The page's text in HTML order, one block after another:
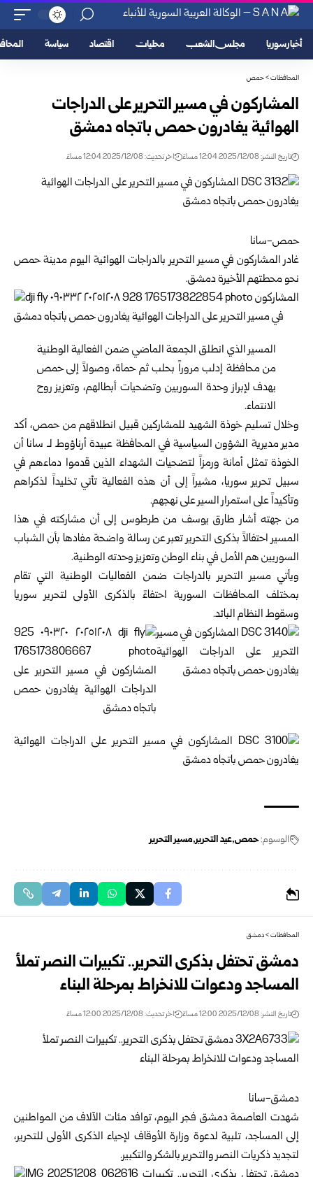
أخبار سوريا مجلس الشعب محليات اقتصاد سياسة
المحافظات>حمص
المشاركون في مسير التحرير على الدراجات
الهوائية يغادرون حمص باتجاه دمشق
تاريخ النشر: 2025/12/08 12:04 مساءً اخر تحديث: 2025/12/08 12:04 مساءً
حمص-سانا
غادر المشاركون في مسير التحرير بالدراجات الهوائية اليوم مدينةحمص
نحو محطتهم الأخيرة دمشق.
المسير الذي انطلق الجمعة الماضي ضمن الفعالية الوطنية
من محافظة إدلب مروراً بحلب ثم حماة، وصولاً إلى حمص
يهدف لإبراز وحدة السوريين وتضحيات أبطالهم، وتعزيز روح
الانتماء.
وخلال تسليم خوذة الشهيد للمشاركين قبيل انطلاقهم من حمص، أكد
مدير مديرية الشؤون السياسية في المحافظة عبيدة أرناؤوط لـ سانا أن
الخوذة تمثل أمانة ورمزاً لتضحيات الشهداء الذين قدموا دماءهم في
سبيل تحرير سوريا، مشيراً إلى أن هذه الفعالية تأتي تخليداً لذكراهم
وتأكيداً على استمرار السير على نهجهم.
من جهته أشار طارق يوسف من طرطوس إلى أن مشاركته في هذا
المسير احتفالاً بذكرى التحرير تعبر عن رسالة واضحة مفادها بأن الشباب
السوريين هم الأمل في بناء الوطن وتعزيز وحدته الوطنية.
ويأتي مسير التحرير بالدراجات ضمن الفعاليات الوطنية التي تقام
بمختلف المحافظات السورية احتفاءً بالذكرى الأولى لتحرير سوريا
وسقوط النظام البائد.
الوسوم:حمص عيد التحرير مسير التحرير
المحافظات>دمشق
دمشق تحتفل بذكرى التحرير.. تكبيرات النصر تملأ
المساجد ودعوات للانخراط بمرحلة البناء
تاريخ النشر: 2025/12/08 12:00 مساءً اخر تحديث: 2025/12/08 12:00 مساءً
دمشق-سانا
شهدت العاصمة دمشق فجر اليوم، توافد مئات الآلاف من المواطنين
إلى المساجد، تلبية لدعوة وزارة الأوقاف لإحياء الذكرى الأولى للتحرير،
لتجديد ذكريات النصر والتحرير بالشكر والتكبير.